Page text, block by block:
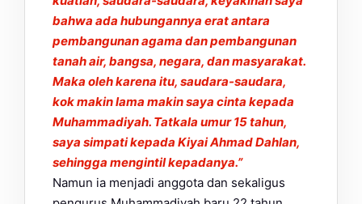
bahwa ada hubungannya erat antara
pembangunan agama dan pembangunan
tanah air, bangsa, negara, dan masyarakat.
Maka oleh karena itu, saudara-saudara,
kok makin lama makin saya cinta kepada
Muhammadiyah. Tatkala umur 15 tahun,
saya simpati kepada Kiyai Ahmad Dahlan,
sehingga mengintil kepadanya.”
Namun ia menjadi anggota dan sekaligus